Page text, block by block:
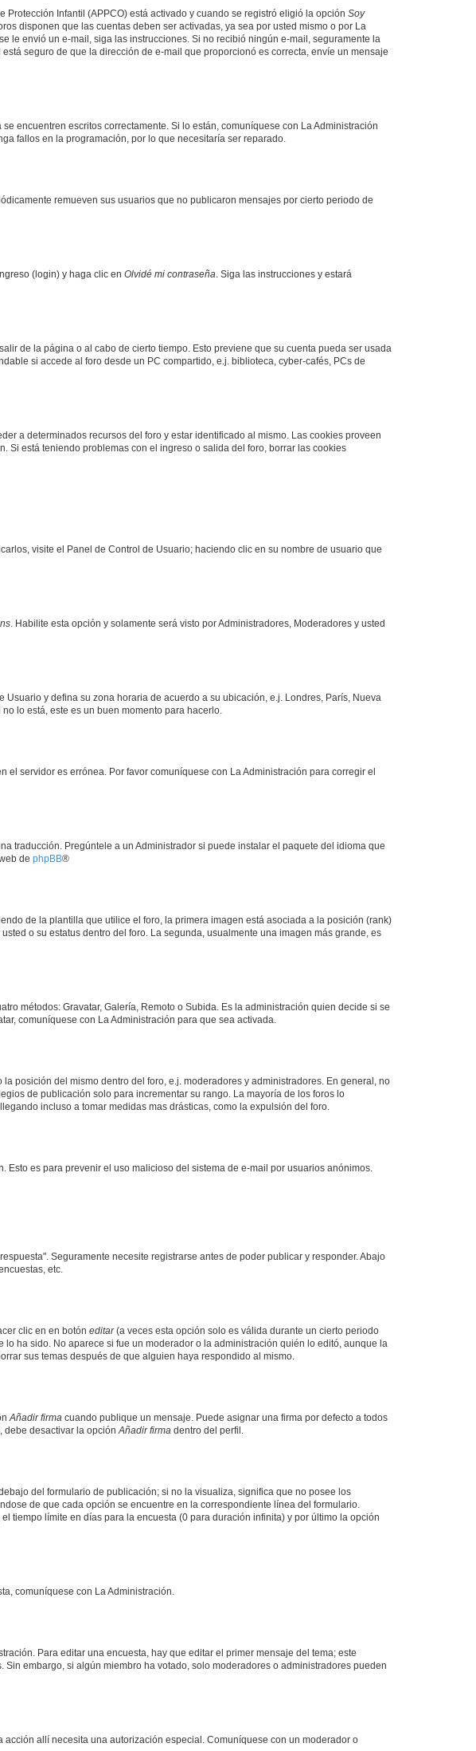
Infantil (APPCO) está activado y cuando se registró eligió la opción Soy
disponen que las cuentas deben ser activadas, ya sea por usted mismo o por La
le envió un e-mail, siga las instrucciones. Si no recibió ningún e-mail, seguramente la
seguro de que la dirección de e-mail que proporcionó es correcta, envíe un mensaje
encuentren escritos correctamente. Si lo están, comuníquese con La Administración
fallos en la programación, por lo que necesitaría ser reparado.
remueven sus usuarios que no publicaron mensajes por cierto periodo de
(login) y haga clic en Olvidé mi contraseña. Siga las instrucciones y estará
de la página o al cabo de cierto tiempo. Esto previene que su cuenta pueda ser usada
si accede al foro desde un PC compartido, e.j. biblioteca, cyber-cafés, PCs de
a determinados recursos del foro y estar identificado al mismo. Las cookies proveen
está teniendo problemas con el ingreso o salida del foro, borrar las cookies
visite el Panel de Control de Usuario; haciendo clic en su nombre de usuario que
. Habilite esta opción y solamente será visto por Administradores, Moderadores y usted
y defina su zona horaria de acuerdo a su ubicación, e.j. Londres, París, Nueva
lo está, este es un buen momento para hacerlo.
servidor es errónea. Por favor comuníquese con La Administración para corregir el
traducción. Pregúntele a un Administrador si puede instalar el paquete del idioma que
de phpBB®
de la plantilla que utilice el foro, la primera imagen está asociada a la posición (rank)
o su estatus dentro del foro. La segunda, usualmente una imagen más grande, es
métodos: Gravatar, Galería, Remoto o Subida. Es la administración quien decide si se
comuníquese con La Administración para que sea activada.
posición del mismo dentro del foro, e.j. moderadores y administradores. En general, no
de publicación solo para incrementar su rango. La mayoría de los foros lo
incluso a tomar medidas mas drásticas, como la expulsión del foro.
es para prevenir el uso malicioso del sistema de e-mail por usuarios anónimos.
Seguramente necesite registrarse antes de poder publicar y responder. Abajo
etc.
clic en en botón editar(a veces esta opción solo es válida durante un cierto periodo
ha sido. No aparece si fue un moderador o la administración quién lo editó, aunque la
sus temas después de que alguien haya respondido al mismo.
Añadir firma cuando publique un mensaje. Puede asignar una firma por defecto a todos
debe desactivar la opciónAñadir firma dentro del perfil.
del formulario de publicación; si no la visualiza, significa que no posee los
de que cada opción se encuentre en la correspondiente línea del formulario.
tiempo límite en días para la encuesta (0 para duración infinita) y por último la opción
comuníquese con La Administración.
Para editar una encuesta, hay que editar el primer mensaje del tema; este
embargo, si algún miembro ha votado, solo moderadores o administradores pueden
allí necesita una autorización especial. Comuníquese con un moderador o